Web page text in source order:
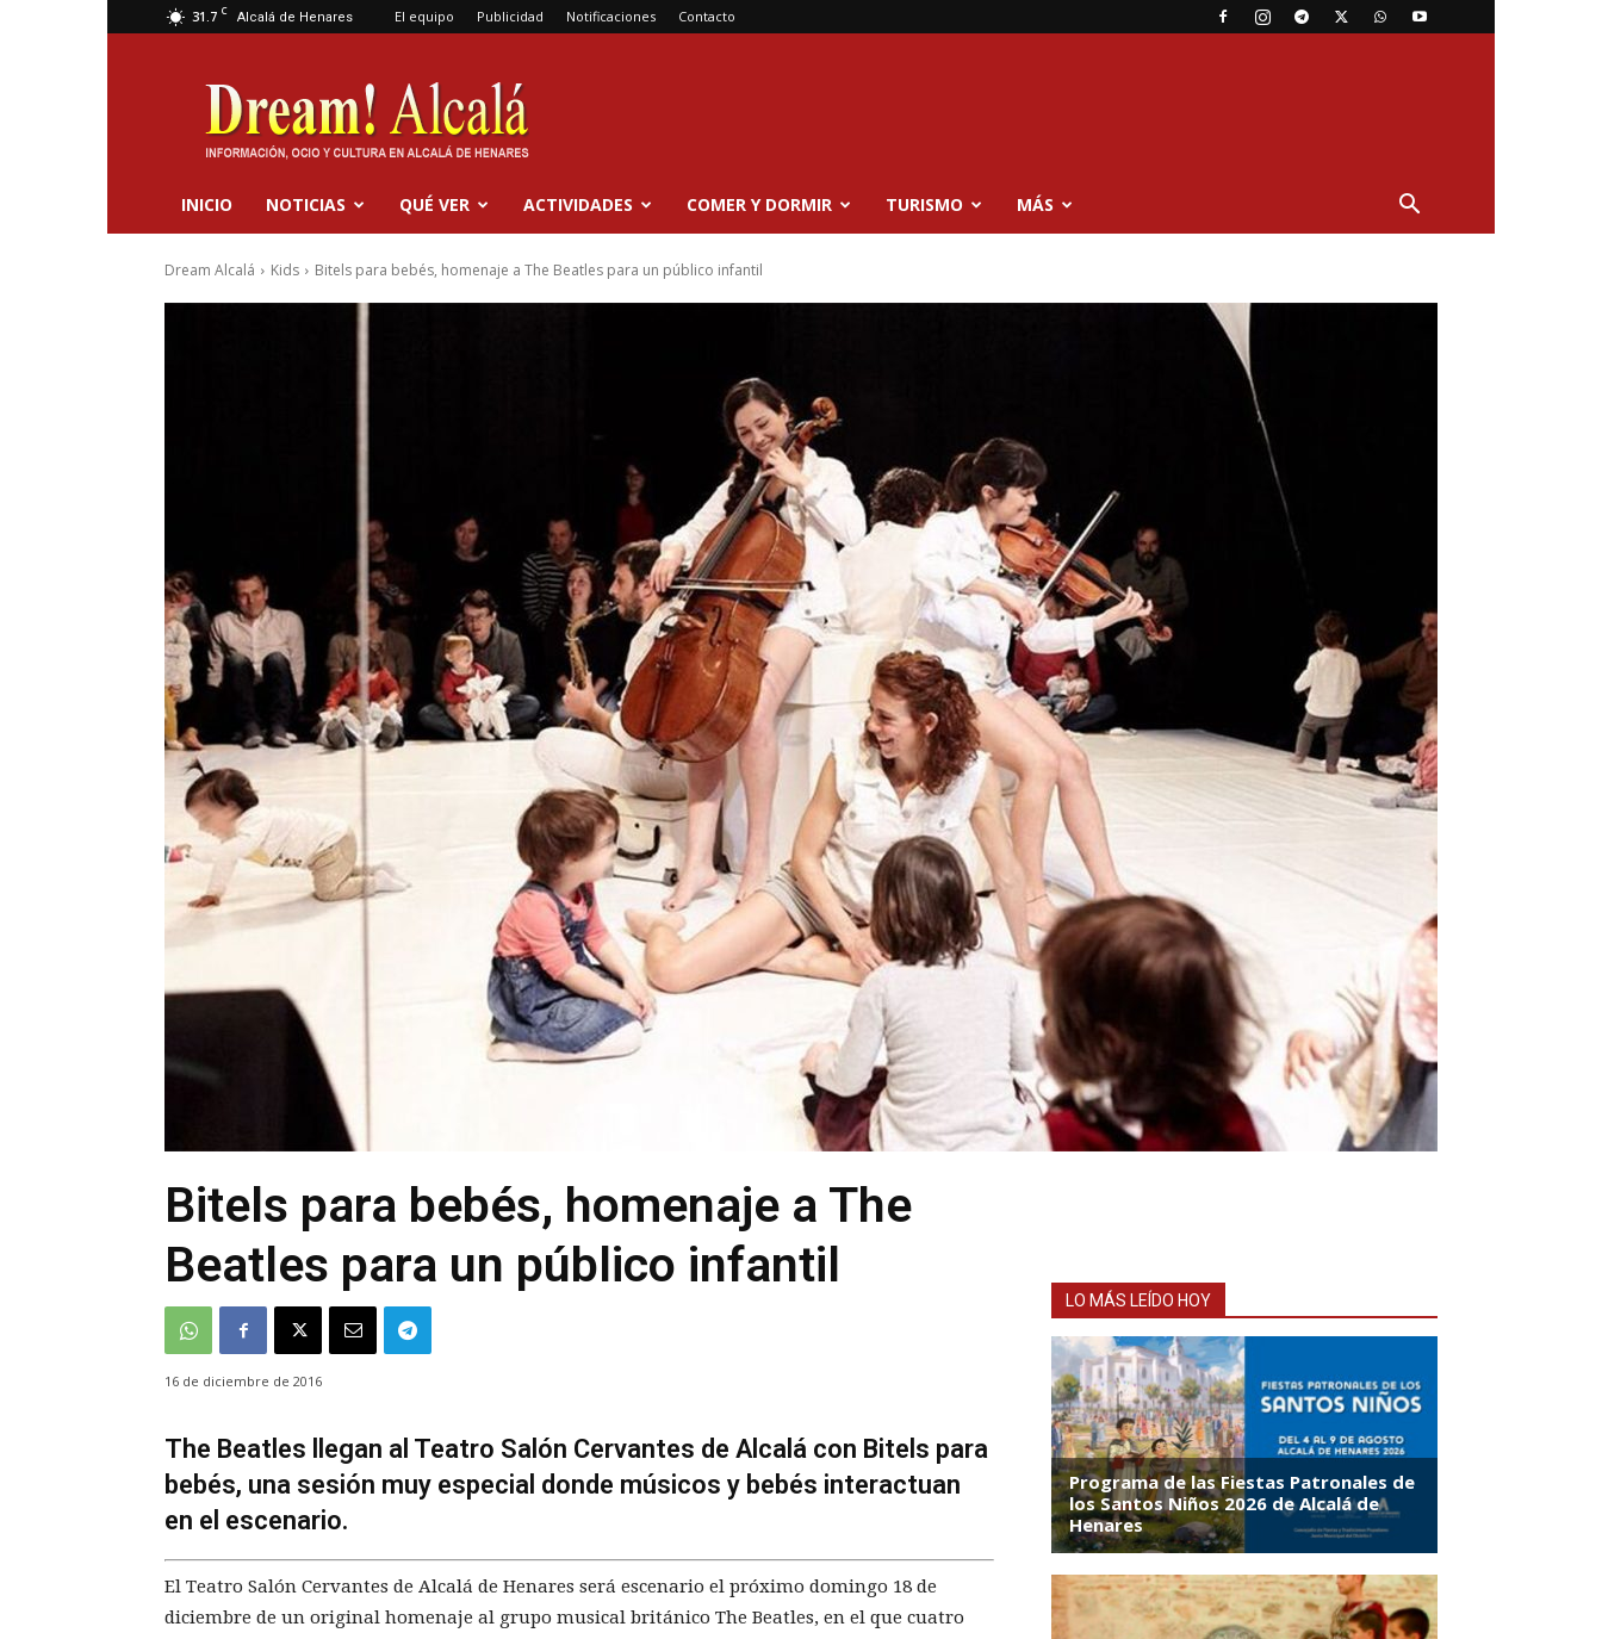
31.7 C Alcalá de Henares El equipo Publicidad Notificaciones Contacto
Dream
Alcalá
INICIO NOTICIAS QUÉ VER ACTIVIDADES COMER Y DORMIR TURISMO MÁS
Dream Alcalá Kids Bitels para bebés, homenaje a The Beatles para un público infantil
Bitels para bebés, homenaje a The
Beatles para un público infantil
16 de diciembre de 2016
The Beatles llegan al Teatro Salón Cervantes de Alcalá con Bitels para
bebés, una sesión muy especial donde músicos y bebés interactuan
en el escenario.
El Teatro Salón Cervantes de Alcalá de Henares será escenario el próximo domingo 18 de
diciembre de un original homenaje al grupo musical británico The Beatles, en el que cuatro
LO MÁS LEÍDO HOY